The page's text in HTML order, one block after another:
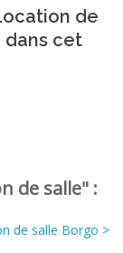
de
dans cet
de salle" :
de salle Borgo >